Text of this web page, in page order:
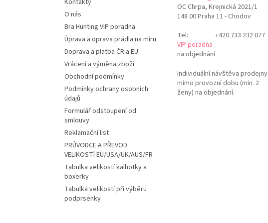
O nás
Bra Hunting VIP poradna
Úprava a oprava prádla na míru
Doprava a platba ČR a EU
Vrácení a výměna zboží
Obchodní podmínky
Podmínky ochrany osobních
údajů
Formulář odstoupení od
smlouvy
Reklamační list
PRŮVODCE A PŘEVOD
VELIKOSTÍ EU/USA/UK/AUS/FR
Tabulka velikostí kalhotky a
boxerky
Tabulka velikostí při výběru
podprsenky
OC Chrpa, Krejnická 2021/1
148 00 Praha 11 - Chodov
Tel:
+420 733 232 077
VIP poradna
na objednání
Individuální návštěva prodejny
mimo provozní dobu (min. 2
ženy) na objednání.